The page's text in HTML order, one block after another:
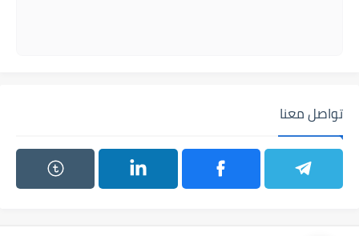
تواصل معنا